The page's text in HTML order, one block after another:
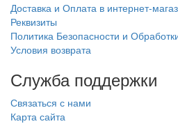
Доставка и Оплата в интернет-
Реквизиты
Политика Безопасности и
Условия возврата
Служба поддержки
Связаться с нами
Карта сайта